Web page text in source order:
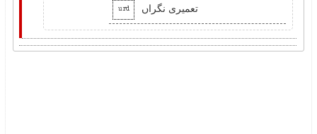
urd تعمیری نگراں